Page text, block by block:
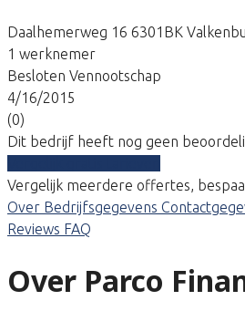
Daalhemerweg 16 6301BK
1 werknemer
Besloten Vennootschap
4/16/2015
(0)
Dit bedrijf heeft nog geen
Vergelijk meerdere offertes,
Over Bedrijfsgegevens
Reviews FAQ
Over Parco